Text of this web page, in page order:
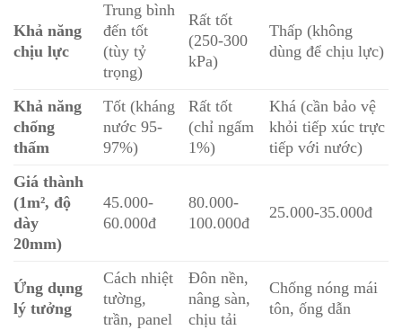
Khả năng
chịu lực
Trung bình
đến tốt
(tùy tỷ
trọng)
Rất tốt
(250-300
kPa)
Thấp (không
dùng để chịu lực)
Khả năng
chống
thấm
Tốt (kháng
nước 95-
97%)
Rất tốt
(chỉ ngấm
1%)
Khá (cần bảo vệ
khỏi tiếp xúc trực
tiếp với nước)
Giá thành
(1m², độ
dày
20mm)
45.000-
60.000đ
80.000-
100.000đ
25.000-35.000đ
Ứng dụng
lý tưởng
Cách nhiệt
tường,
trần, panel
Đôn nền,
nâng sàn,
chịu tải
Chống nóng mái
tôn, ống dẫn